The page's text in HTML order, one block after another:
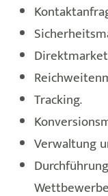
Tracking.
Verwaltung